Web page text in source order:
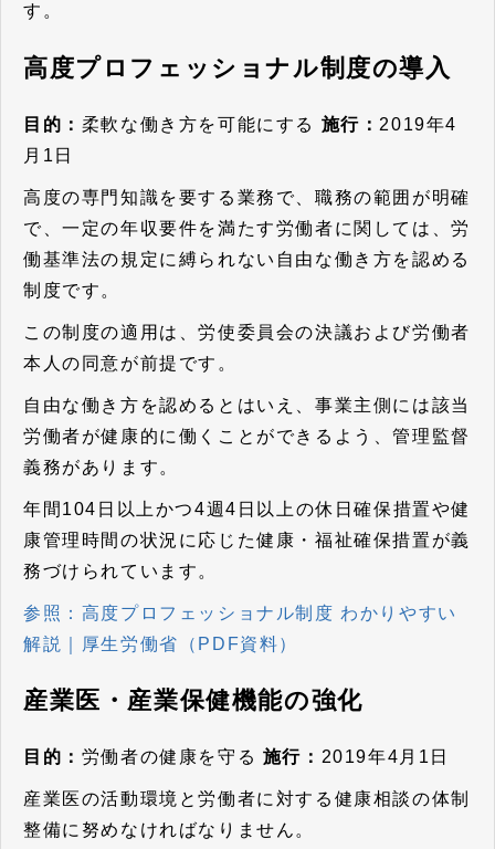
す。
高度プロフェッショナル制度の導入
目的： 柔軟な働き方を可能にする 施行： 2019年4
月1日
高度の専門知識を要する業務で、職務の範囲が明確
で、一定の年収要件を満たす労働者に関しては、労
働基準法の規定に縛られない自由な働き方を認める
制度です。
この制度の適用は、労使委員会の決議および労働者
本人の同意が前提です。
自由な働き方を認めるとはいえ、事業主側には該当
労働者が健康的に働くことができるよう、管理監督
義務があります。
年間104日以上かつ4週4日以上の休日確保措置や健
康管理時間の状況に応じた健康・福祉確保措置が義
務づけられています。
参照：高度プロフェッショナル制度 わかりやすい
解説｜厚生労働省（PDF資料）
産業医・産業保健機能の強化
目的： 労働者の健康を守る 施行： 2019年4月1日
産業医の活動環境と労働者に対する健康相談の体制
整備に努めなければなりません。